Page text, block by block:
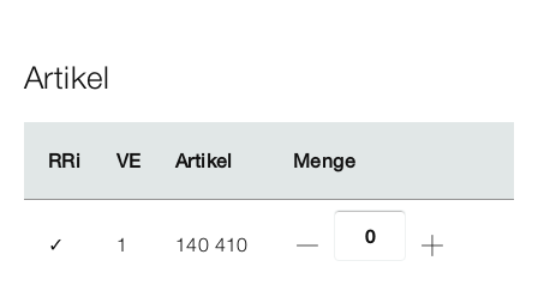
Artikel
RRi VE Artikel Menge
RRi VE Artikel Menge
✓ 1 140 410